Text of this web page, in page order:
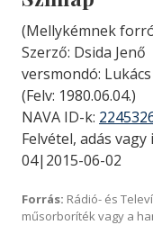
(Mellykémnek
Szerző: Dsida Jenő
versmondó:
(Felv: 1980.06.04.)
NAVA ID-k:
Felvétel, adás
04|2015-06-02
Forrás: Rádió- és
műsorboríték vagy a